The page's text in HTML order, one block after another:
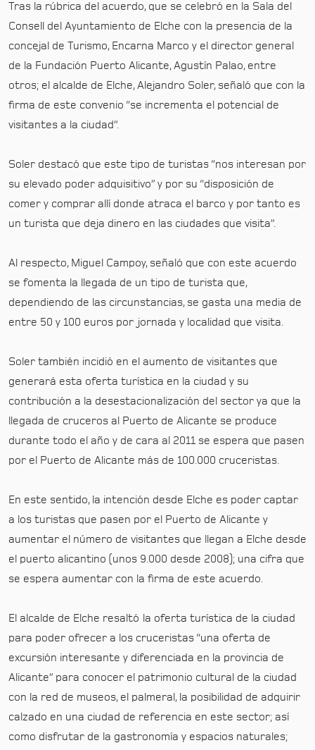
Tras la rúbrica del acuerdo, que se celebró en la Sala del
Consell del Ayuntamiento de Elche con la presencia de la
concejal de Turismo, Encarna Marco y el director general
de la Fundación Puerto Alicante, Agustín Palao, entre
otros; el alcalde de Elche, Alejandro Soler, señaló que con la
firma de este convenio “se incrementa el potencial de
visitantes a la ciudad”.
Soler destacó que este tipo de turistas “nos interesan por
su elevado poder adquisitivo” y por su “disposición de
comer y comprar allí donde atraca el barco y por tanto es
un turista que deja dinero en las ciudades que visita”.
Al respecto, Miguel Campoy, señaló que con este acuerdo
se fomenta la llegada de un tipo de turista que,
dependiendo de las circunstancias, se gasta una media de
entre 50 y 100 euros por jornada y localidad que visita.
Soler también incidió en el aumento de visitantes que
generará esta oferta turística en la ciudad y su
contribución a la desestacionalización del sector ya que la
llegada de cruceros al Puerto de Alicante se produce
durante todo el año y de cara al 2011 se espera que pasen
por el Puerto de Alicante más de 100.000 cruceristas.
En este sentido, la intención desde Elche es poder captar
a los turistas que pasen por el Puerto de Alicante y
aumentar el número de visitantes que llegan a Elche desde
el puerto alicantino (unos 9.000 desde 2008); una cifra que
se espera aumentar con la firma de este acuerdo.
El alcalde de Elche resaltó la oferta turística de la ciudad
para poder ofrecer a los cruceristas “una oferta de
excursión interesante y diferenciada en la provincia de
Alicante” para conocer el patrimonio cultural de la ciudad
con la red de museos, el palmeral, la posibilidad de adquirir
calzado en una ciudad de referencia en este sector; así
como disfrutar de la gastronomía y espacios naturales;